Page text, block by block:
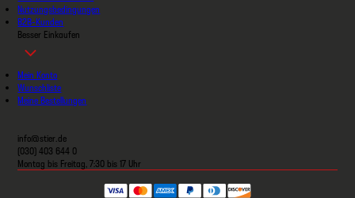
Nutzungsbedingungen
B2B-Kunden
Besser Einkaufen
Mein Konto
Wunschliste
Meine Bestellungen
info@stier.de
(030) 403 644 0
Montag bis Freitag, 7:30 bis 17 Uhr